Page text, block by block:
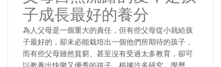
子成長最好的養分
為人父母是一個重大的責任，但有些父母從小就給孩
子最好的，卻未必能栽培出一個他們所期待的孩子，
而有些父母雖然貧窮、甚至沒有受過太多教育，卻可